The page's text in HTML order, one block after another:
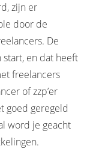
zijn er
door de
De
start, en dat heeft
freelancers
of zzp’er
goed geregeld
word je geacht